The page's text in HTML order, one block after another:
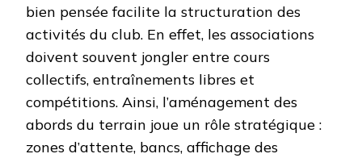
bien pensée facilite la structuration des
activités du club. En effet, les associations
doivent souvent jongler entre cours
collectifs, entraînements libres et
compétitions. Ainsi, l’aménagement des
abords du terrain joue un rôle stratégique :
zones d’attente, bancs, affichage des